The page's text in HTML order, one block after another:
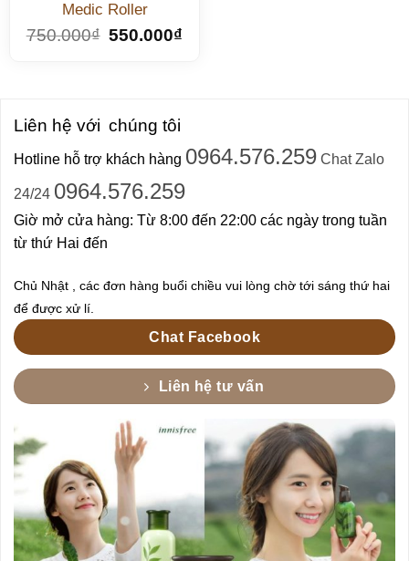
Medic Roller
750.000₫ 550.000₫
Liên hệ với chúng tôi
Hotline hỗ trợ khách hàng 0964.576.259Chat Zalo
24/24 0964.576.259
Giờ mở cửa hàng: Từ 8:00 đến 22:00 các ngày trong tuần
từ thứ Hai đến
Chủ Nhật , các đơn hàng buổi chiều vui lòng chờ tới sáng thứ hai
để được xử lí.
Chat Facebook
Liên hệ tư vấn